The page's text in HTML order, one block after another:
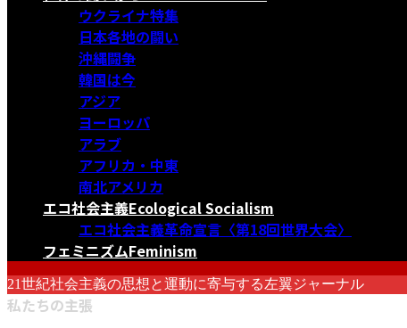
ウクライナ特集
日本各地の闘い
沖縄闘争
韓国は今
アジア
ヨーロッパ
アラブ
アフリカ・中東
南北アメリカ
エコ社会主義Ecological Socialism
エコ社会主義革命宣言〈第18回世界大会〉
フェミニズムFeminism
21世紀社会主義の思想と運動に寄与する左翼ジャーナル
私たちの主張